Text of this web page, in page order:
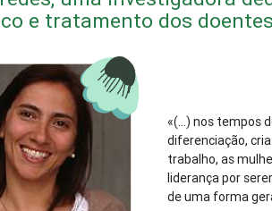
e tratamento dos
«(...) nos tempos
diferenciação,
trabalho, as
liderança por
de uma forma